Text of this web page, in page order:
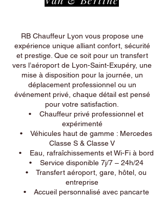
RB Chauffeur Lyon vous propose une
expérience unique alliant confort, sécurité
et prestige. Que ce soit pour un transfert
vers l’aéroport de Lyon-Saint-Exupéry, une
mise à disposition pour la journée, un
déplacement professionnel ou un
événement privé, chaque détail est pensé
pour votre satisfaction.
• Chauffeur privé professionnel et
expérimenté
• Véhicules haut de gamme : Mercedes
Classe S & Classe V
• Eau, rafraîchissements et Wi-Fi à bord
• Service disponible 7j/7 – 24h/24
• Transfert aéroport, gare, hôtel, ou
entreprise
• Accueil personnalisé avec pancarte